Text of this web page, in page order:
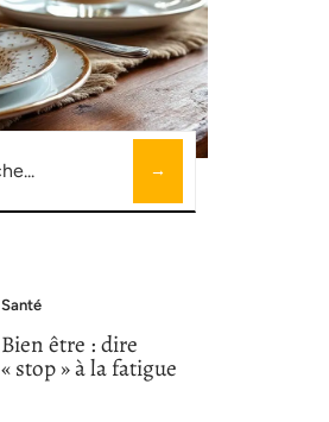
Santé
Bien être : dire
« stop » à la fatigue